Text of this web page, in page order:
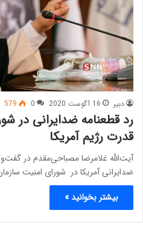
دبیر 16 آگوست 2020 0
579
رد قطعنامه ضدایرانی در
قدرت رژیم آمریکا
آیت‌الله غلامرضا مصباحی‌مقدم در
ضدایرانی آمریکا در شورای امنیت
بیشتر بخوانید »